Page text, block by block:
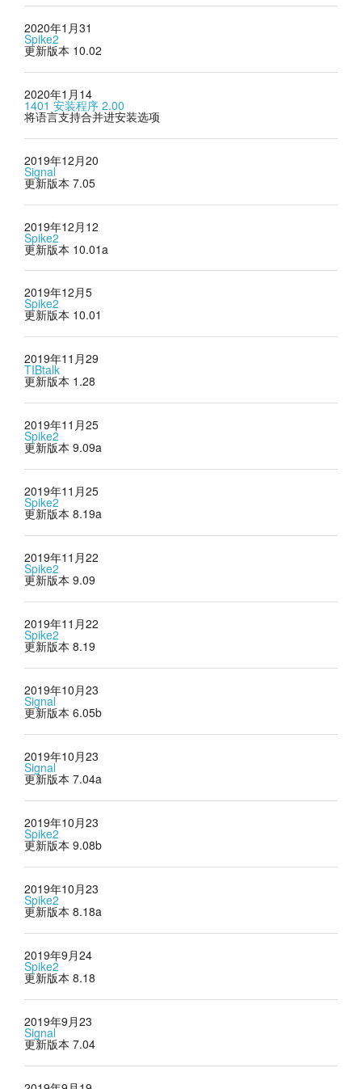
2020年1月31
Spike2
更新版本 10.02
2020年1月14
1401 安装程序 2.00
将语言支持合并进安装选项
2019年12月20
Signal
更新版本 7.05
2019年12月12
Spike2
更新版本 10.01a
2019年12月5
Spike2
更新版本 10.01
2019年11月29
TIBtalk
更新版本 1.28
2019年11月25
Spike2
更新版本 9.09a
2019年11月25
Spike2
更新版本 8.19a
2019年11月22
Spike2
更新版本 9.09
2019年11月22
Spike2
更新版本 8.19
2019年10月23
Signal
更新版本 6.05b
2019年10月23
Signal
更新版本 7.04a
2019年10月23
Spike2
更新版本 9.08b
2019年10月23
Spike2
更新版本 8.18a
2019年9月24
Spike2
更新版本 8.18
2019年9月23
Signal
更新版本 7.04